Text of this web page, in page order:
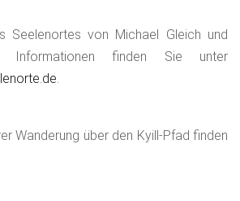
Seelenortes von Michael Gleich und
Informationen finden Sie unter
Wanderung über den Kyill-Pfad finden